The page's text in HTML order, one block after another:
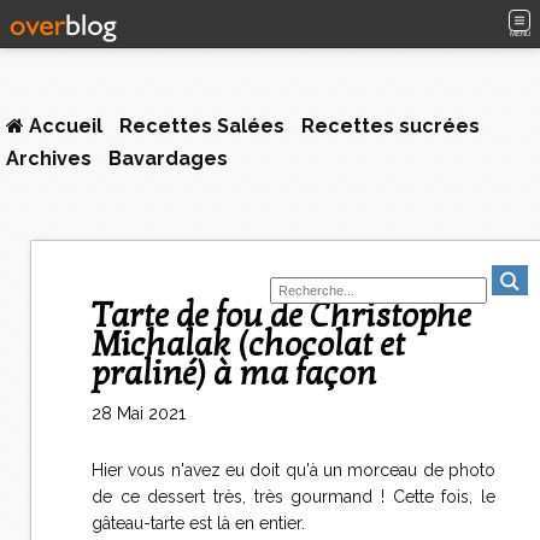
MENU
Accueil Recettes Salées
Recettes sucrées
Archives
Bavardages
Tarte de fou de Christophe
Michalak (chocolat et
praliné) à ma façon
28 Mai 2021
Hier vous n'avez eu doit qu'à un morceau de photo
de ce dessert très, très gourmand ! Cette fois, le
gâteau-tarte est là en entier.